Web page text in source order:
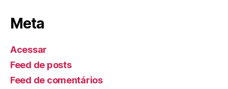
Meta
Acessar
Feed de posts
Feed de comentários